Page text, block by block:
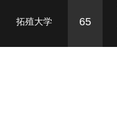
拓殖大学 65